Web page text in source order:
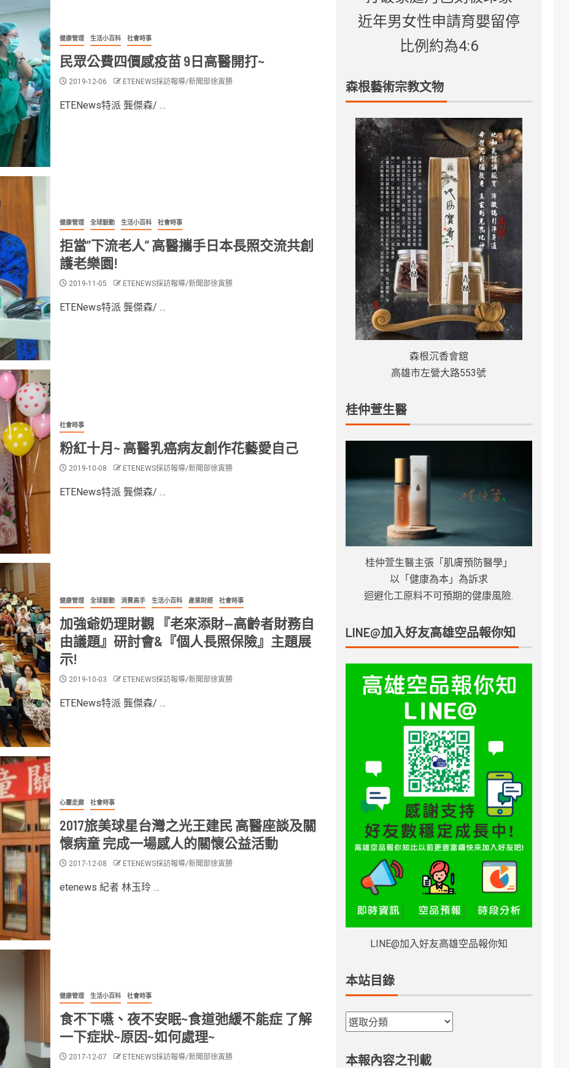
健康管理 生活小百科 社會時事
民眾公費四價感疫苗 9日高醫開打~
2019-12-06 ETENEWS採訪報導/新聞部徐寅勝
ETENews特派 龔傑森/ …
健康管理 全球脈動 生活小百科 社會時事
拒當”下流老人” 高醫攜手日本長照交流共創
護老樂園!
2019-11-05 ETENEWS採訪報導/新聞部徐寅勝
ETENews特派 龔傑森/ …
社會時事
粉紅十月~ 高醫乳癌病友創作花藝愛自己
2019-10-08 ETENEWS採訪報導/新聞部徐寅勝
ETENews特派 龔傑森/ …
健康管理 全球脈動 消費高手 生活小百科 產業財經 社會時事
加強爺奶理財觀 『老來添財—高齡者財務自
由議題』研討會&『個人長照保險』主題展
示!
2019-10-03 ETENEWS採訪報導/新聞部徐寅勝
ETENews特派 龔傑森/ …
心靈走廊 社會時事
2017旅美球星台灣之光王建民 高醫座談及關
懷病童 完成一場感人的關懷公益活動
2017-12-08 ETENEWS採訪報導/新聞部徐寅勝
etenews 紀者 林玉玲 …
健康管理 生活小百科 社會時事
食不下嚥、夜不安眠~食道弛緩不能症 了解
一下症狀~原因~如何處理~
2017-12-07 ETENEWS採訪報導/新聞部徐寅勝
近年男女性申請育嬰留停
比例約為4:6
森根藝術宗教文物
森根沉香會舘
高雄市左營大路553號
桂仲萱生醫
桂仲萱生醫主張「肌膚預防醫學」
以「健康為本」為訴求
迴避化工原料不可預期的健康風險.
LINE@加入好友高雄空品報你知
LINE@加入好友高雄空品報你知
本站目錄
本報內容之刊載